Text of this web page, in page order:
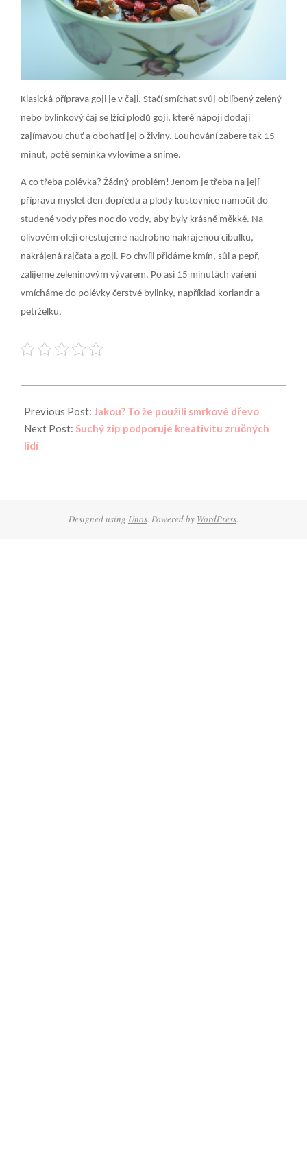
Klasická příprava goji je v čaji. Stačí smíchat svůj oblíbený zelený
nebo bylinkový čaj se lžící plodů goji, které nápoji dodají
zajímavou chuť a obohatí jej o živiny. Louhování zabere tak 15
minut, poté semínka vylovíme a sníme.
A co třeba polévka? Žádný problém! Jenom je třeba na její
přípravu myslet den dopředu a plody kustovnice namočit do
studené vody přes noc do vody, aby byly krásně měkké. Na
olivovém oleji orestujeme nadrobno nakrájenou cibulku,
nakrájená rajčata a goji. Po chvíli přidáme kmín, sůl a pepř,
zalijeme zeleninovým vývarem. Po asi 15 minutách vaření
vmícháme do polévky čerstvé bylinky, například koriandr a
petrželku.
12-
28
Previous Post: Jakou? To že použili smrkové dřevo
Next Post: Suchý zip podporuje kreativitu zručných
lidí
Designed using Unos. Powered by WordPress.